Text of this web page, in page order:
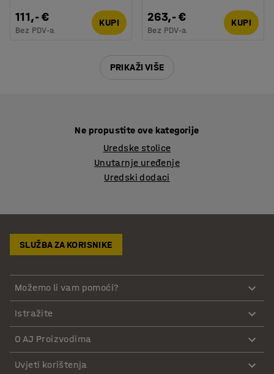
111,- €
Bez PDV-a
KUPI 263,- €
Bez PDV-a
KUPI
PRIKAŽI VIŠE
Ne propustite ove kategorije
Uredske stolice
Unutarnje uređenje
Uredski dodaci
SLUŽBA ZA KORISNIKE
Možemo li vam pomoći?
Istražite
O AJ Proizvodima
Uvjeti korištenja